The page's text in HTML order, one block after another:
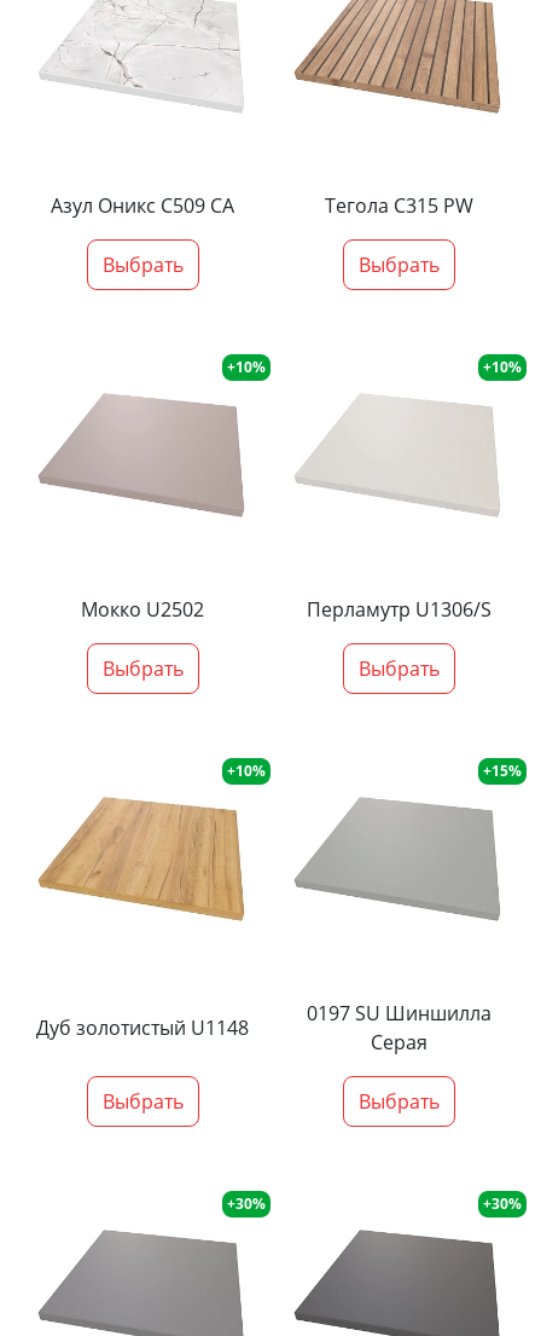
Азул Оникс С509 СА
Выбрать
Тегола С315 PW
Выбрать
+10%
Мокко U2502
Выбрать
+10%
Перламутр U1306/S
Выбрать
+10%
Дуб золотистый U1148
Выбрать
+15%
0197 SU Шиншилла
Серая
Выбрать
+30% +30%